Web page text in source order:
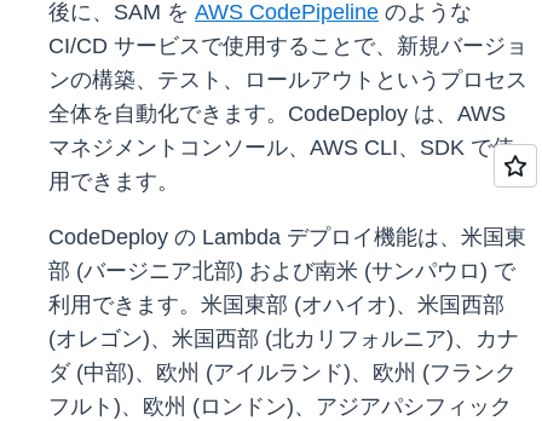
後に、SAM を AWS CodePipeline のような
CI/CD サービスで使用することで、新規バージョ
ンの構築、テスト、ロールアウトというプロセス
全体を自動化できます。CodeDeploy は、AWS
マネジメントコンソール、AWS CLI、SDK で使
用できます。
CodeDeploy の Lambda デプロイ機能は、米国東
部 (バージニア北部) および南米 (サンパウロ) で
利用できます。米国東部 (オハイオ)、米国西部
(オレゴン)、米国西部 (北カリフォルニア)、カナ
ダ (中部)、欧州 (アイルランド)、欧州 (フランク
フルト)、欧州 (ロンドン)、アジアパシフィック